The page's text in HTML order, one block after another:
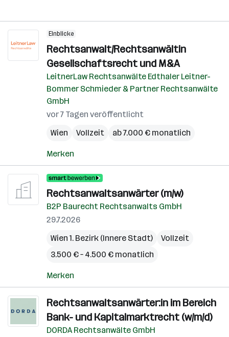
Einblicke
Rechtsanwalt/Rechtsanwältin
Gesellschaftsrecht und M&A
LeitnerLaw Rechtsanwälte Edthaler Leitner-
Bommer Schmieder & Partner Rechtsanwälte
GmbH
vor 7 Tagen veröffentlicht
Wien
Vollzeit ab 7.000 € monatlich
Merken
Rechtsanwaltsanwärter (m/w)
B2P Baurecht Rechtsanwalts GmbH
29.7.2026
Wien 1. Bezirk (Innere Stadt)
Vollzeit
3.500 € – 4.500 € monatlich
Merken
Rechtsanwaltsanwärter:in im Bereich
Bank- und Kapitalmarktrecht (w/m/d)
DORDA Rechtsanwälte GmbH